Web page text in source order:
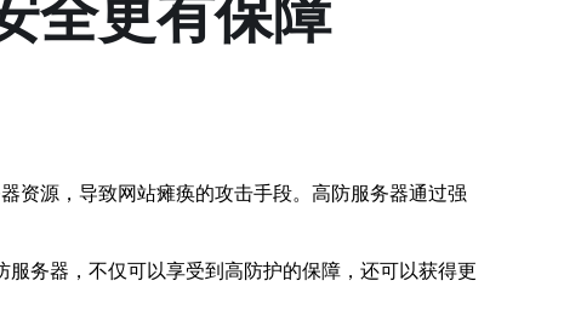
全更有保障
资源，导致网站瘫痪的攻击手段。高防服务器通过强
务器，不仅可以享受到高防护的保障，还可以获得更